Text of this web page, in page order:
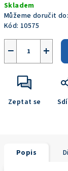
cena:
Skladem
Můžeme doručit do:
Kód: 10575
+
−
Zeptat se
Popis